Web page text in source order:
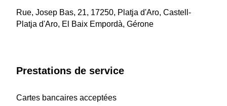
Rue, Josep Bas, 21, 17250, Platja d'Aro, Castell-
Platja d'Aro, El Baix Empordà, Gérone
Prestations de service
Cartes bancaires acceptées